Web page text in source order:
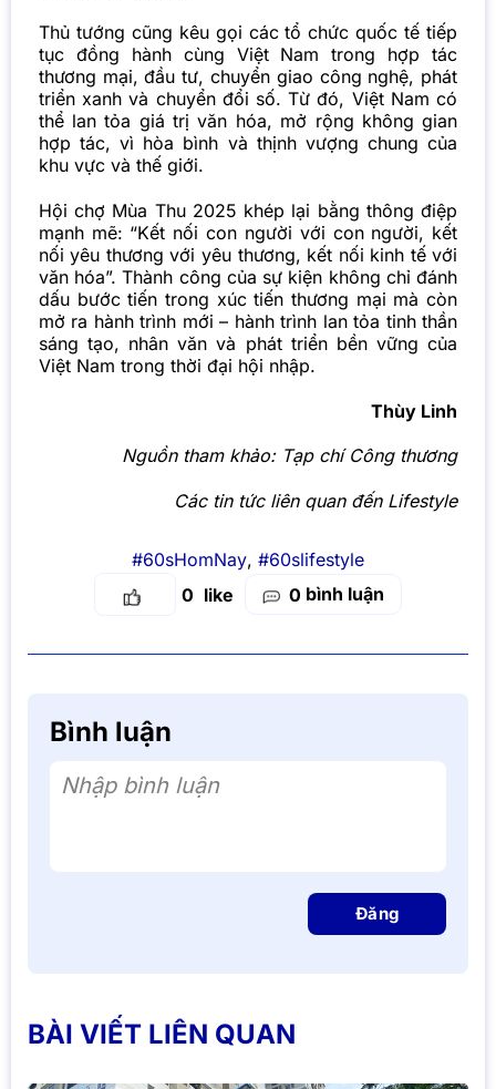
Thủ tướng cũng kêu gọi các tổ chức quốc tế tiếp
tục đồng hành cùng Việt Nam trong hợp tác
thương mại, đầu tư, chuyển giao công nghệ, phát
triển xanh và chuyển đổi số. Từ đó, Việt Nam có
thể lan tỏa giá trị văn hóa, mở rộng không gian
hợp tác, vì hòa bình và thịnh vượng chung của
khu vực và thế giới.
Hội chợ Mùa Thu 2025 khép lại bằng thông điệp
mạnh mẽ: “Kết nối con người với con người, kết
nối yêu thương với yêu thương, kết nối kinh tế với
văn hóa”. Thành công của sự kiện không chỉ đánh
dấu bước tiến trong xúc tiến thương mại mà còn
mở ra hành trình mới – hành trình lan tỏa tinh thần
sáng tạo, nhân văn và phát triển bền vững của
Việt Nam trong thời đại hội nhập.
Thùy Linh
Nguồn tham khảo: Tạp chí Công thương
Các tin tức liên quan đến Lifestyle
#60sHomNay, #60slifestyle
0
0 bình luận
Bình luận
Nhập bình luận
Đăng
BÀI VIẾT LIÊN QUAN